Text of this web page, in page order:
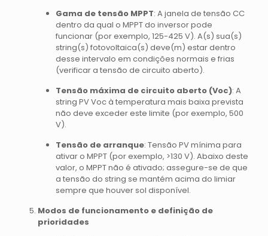
Gama de tensão MPPT: A janela de tensão CC
dentro da qual o MPPT do inversor pode
funcionar (por exemplo, 125-425 V). A(s) sua(s)
string(s) fotovoltaica(s) deve(m) estar dentro
desse intervalo em condições normais e frias
(verificar a tensão de circuito aberto).
Tensão máxima de circuito aberto (Voc): A
string PV Voc à temperatura mais baixa prevista
não deve exceder este limite (por exemplo, 500
V).
Tensão de arranque: Tensão PV mínima para
ativar o MPPT (por exemplo, >130 V). Abaixo deste
valor, o MPPT não é ativado; assegure-se de que
a tensão do string se mantém acima do limiar
sempre que houver sol disponível.
Modos de funcionamento e definição de
prioridades